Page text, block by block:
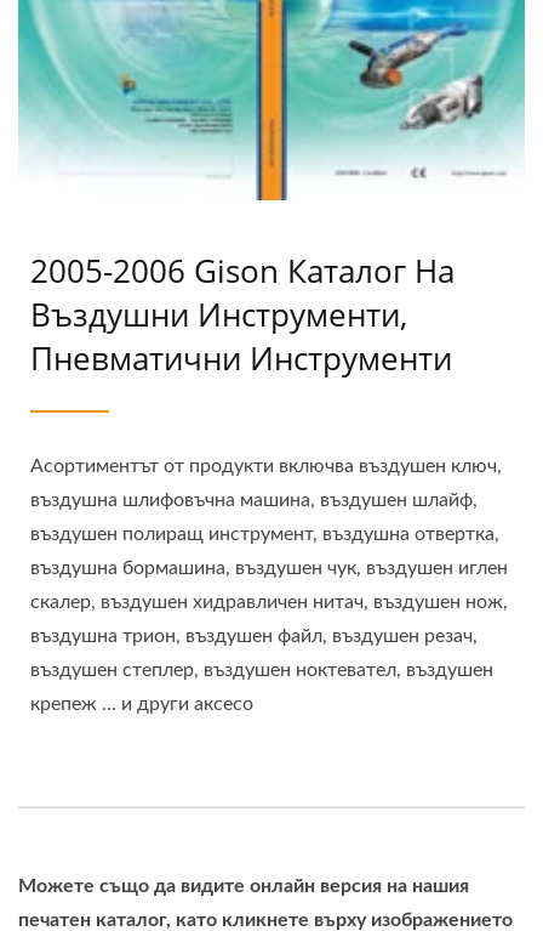
2005-2006 Gison Каталог На
Въздушни Инструменти,
Пневматични Инструменти
Асортиментът от продукти включва въздушен ключ,
въздушна шлифовъчна машина, въздушен шлайф,
въздушен полиращ инструмент, въздушна отвертка,
въздушна бормашина, въздушен чук, въздушен иглен
скалер, въздушен хидравличен нитач, въздушен нож,
въздушна трион, въздушен файл, въздушен резач,
въздушен степлер, въздушен ноктевател, въздушен
крепеж ... и други аксесо
Можете също да видите онлайн версия на нашия
печатен каталог, като кликнете върху изображението